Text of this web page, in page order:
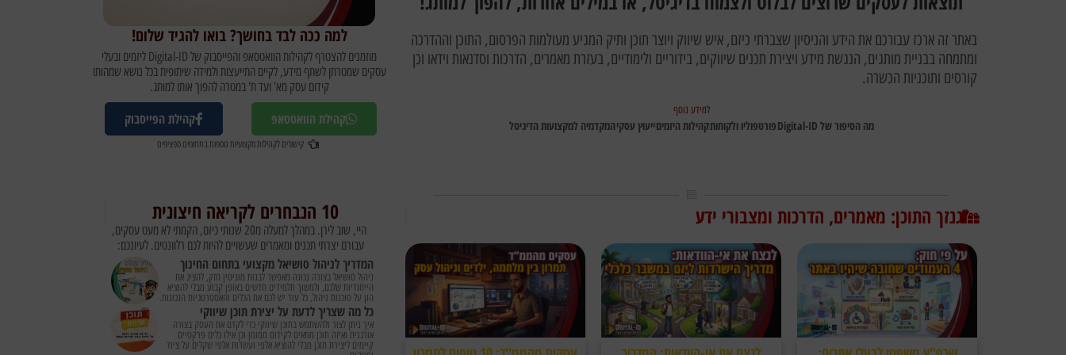
באתר זה ארכז עבורכם את הידע והניסיון שצברתי כיזם, איש שיווק ויוצר תוכן ותיק המגיע מעולמות הפרסום, התוכן וההדרכה
ומתמחה בבניית מותגים, הנגשת מידע ויצירת תכנים שיווקים, בידוריים ולימודיים, בעזרת מאמרים, הדרכות וסדנאות וידאו וכן
קורסים ותוכניות הכשרה.
למידע נוסף
מה הסיפור של Digital-ID פורטפוליו ולקוחותקהילות היזמיםייעוץ עסקיהמקדמיה למקצועות הדיגיטל
למה ככה לבד בחושך? בואו להגיד שלום!
מוזמנים להצטרף לקהילות הוואטסאפ והפייסבוק של Digital-ID ליזמים ובעלי
עסקים שמטרתן לשתף מידע, לקיים התייעצות ולמידה שיתופית בכל נושא שמהותו
קידום עסק מא' ועד ת' במטרה להפוך אותו למותג.
קהילת הוואטסאפ קהילת הפייסבוק
קישורים לקהילות מקצועיות נוספות בתחומים ספציפים
גנזך התוכן: מאמרים, הדרכות ומצבורי ידע 10 הנבחרים לקריאה חיצונית
היי, שוב לירן. במהלך למעלה מ20 שנותי כיזם, הקמתי לא מעט עסקים,
עבורם יצרתי תכנים ומאמרים שעשויים להיות לכם רלוונטים. לעיונכם:
המדריך לניהול סושיאל מקצועי בתחום החינוך
ניהול סושיאל בצורה נכונה מאפשר לבנות מוניטין חזק, להציג את
הייחודיות שלכם, ולמשוך תלמידים חדשים באופן קבוע מבלי להוציא
הון על סוכנות ניהול, כל עוד יש לכם את הכלים והאסטרטגיות הנכונות.
כל מה שצריך לדעת על יצירת תוכן שיווקי
איך ניתן לצור ולהשתמש בתוכן שיווקי כדי לקדם את העסק בצורה
אורגנית ואיזה תוכן מתאים לקידום ממומן וכן אילו כלים פרקטיים
קיימים ליצירת תוכן מבלי להוציא אלפי ועשרות אלפי שקלים על ציוד